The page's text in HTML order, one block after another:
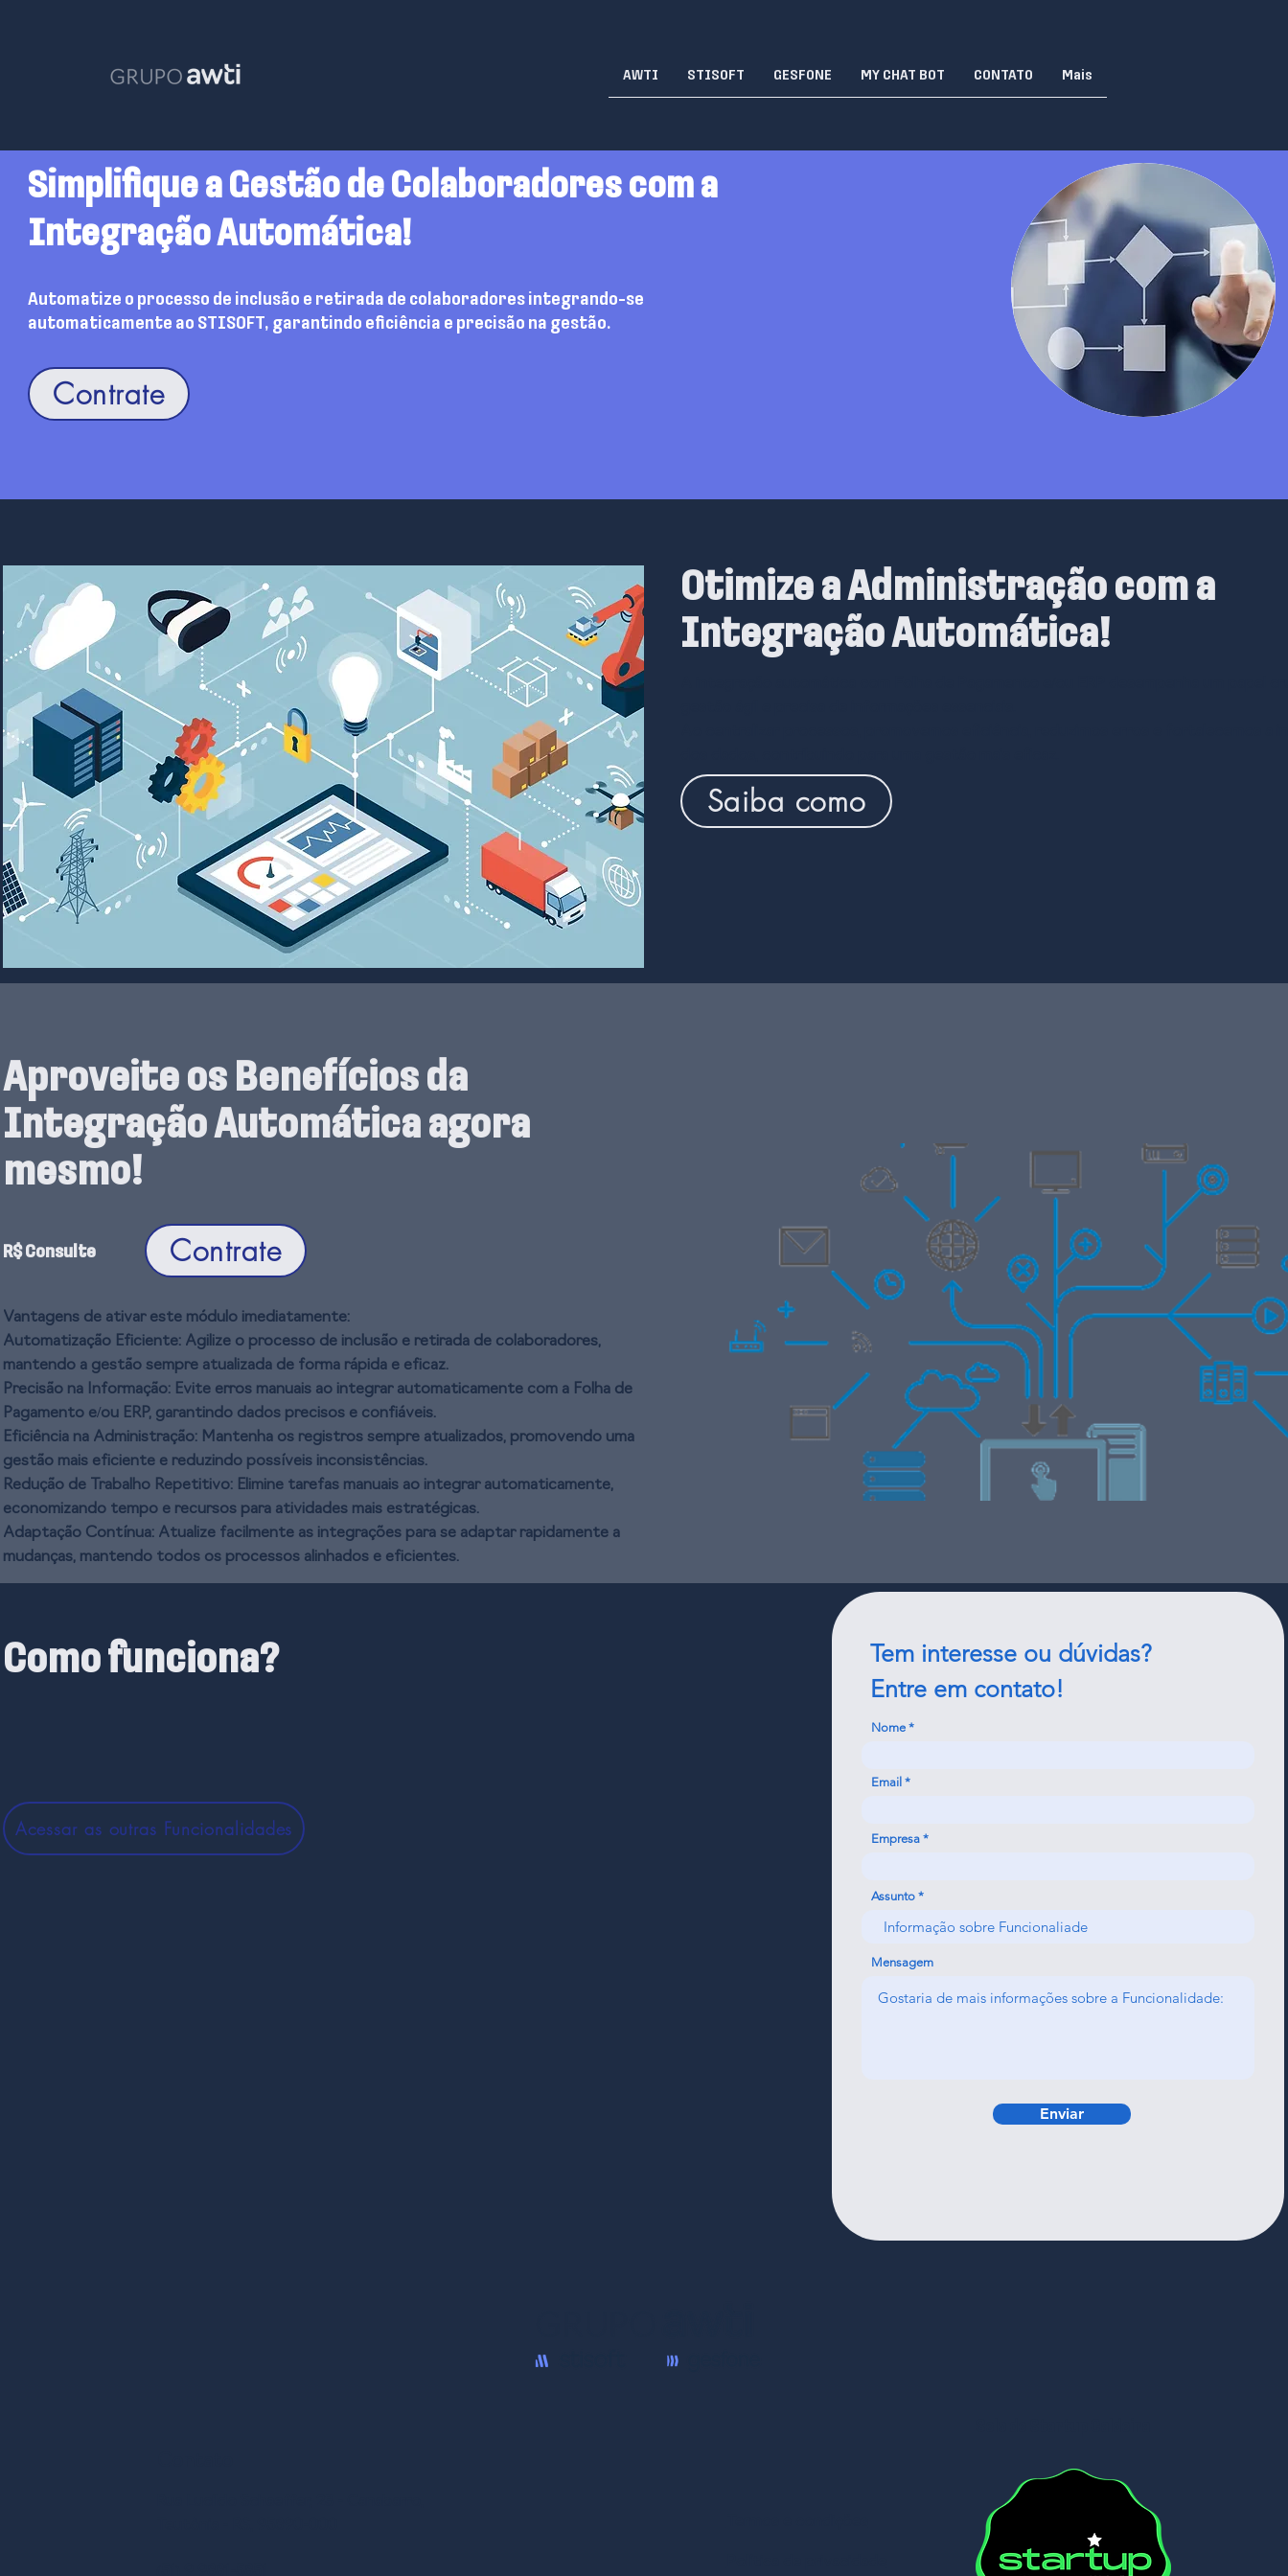
AWTI STISOFT GESFONE MY CHAT BOT CONTATO Mais
Simplifique a Gestão de Colaboradores com a
Integração Automática!
Automatize o processo de inclusão e retirada de colaboradores integrando-se
automaticamente ao STISOFT, garantindo eficiência e precisão na gestão.
Contrate
Otimize a Administração com a
Integração Automática!
Saiba como
Aproveite os Benefícios da
Integração Automática agora
mesmo!
R$ Consulte Contrate
Vantagens de ativar este módulo imediatamente:
Automatização Eficiente: Agilize o processo de inclusão e retirada de colaboradores,
mantendo a gestão sempre atualizada de forma rápida e eficaz.
Precisão na Informação: Evite erros manuais ao integrar automaticamente com a Folha de
Pagamento e/ou ERP, garantindo dados precisos e confiáveis.
Eficiência na Administração: Mantenha os registros sempre atualizados, promovendo uma
gestão mais eficiente e reduzindo possíveis inconsistências.
Redução de Trabalho Repetitivo: Elimine tarefas manuais ao integrar automaticamente,
economizando tempo e recursos para atividades mais estratégicas.
Adaptação Contínua: Atualize facilmente as integrações para se adaptar rapidamente a
mudanças, mantendo todos os processos alinhados e eficientes.
Como funciona?
Acessar as outras Funcionalidades
Tem interesse ou dúvidas?
Entre em contato!
Nome
Email
Empresa
Assunto
Mensagem
Enviar